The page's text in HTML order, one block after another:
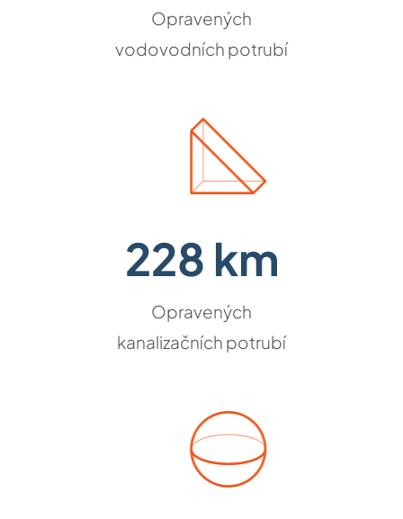
Opravených
vodovodních potrubí
228 km
Opravených
kanalizačních potrubí